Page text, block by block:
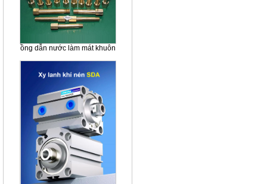
ồng dẫn nước làm mát khuôn